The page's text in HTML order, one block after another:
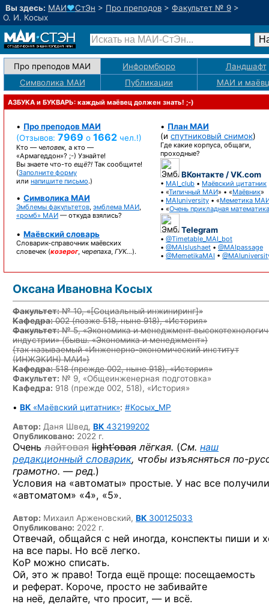
Вы здесь: МАИ♥СтЭн > Про преподов > Факультет № 9 >
О. И. Косых
Про преподов МАИ Информбюро
Ландшафт
Символика МАИ
Публикации МАИ и
АЗБУКА и БУКВАРЬ: каждый маёвец должен знать! ;-)
• Про преподов МАИ
(Отзывов: 7969 о 1662 чел.!)
Кто — человек, а кто —
«Армагеддон»? ;-) Узнайте!
Вы знаете что-то ещё?! Так сообщите!
(Заполните форму
или напишите письмо.)
• Символика МАИ
Эмблемы факультетов, эмблема МАИ,
«ромб» МАИ — откуда взялись?
• Маёвский словарь
Словарик-справочник маёвских
словечек (козерог, черепаха, ГУК…).
• План МАИ
(и спутниковый снимок)
Где какие корпуса, общаги,
проходные?
ВКонтакте / VK.com
• MAI_club • Маёвский цитатник
• «Типичный МАИ» • «Маёвник»
• MAIuniversity • «Меметика
• «Очень прикладная математика
Telegram
• @Timetable_MAI_bot
• @MAIslushaet • @MAIpassage
• @MemetikaMAI •
Оксана Ивановна Косых
Факультет:№ 10, «[Социальный инжиниринг]»
Кафедра:002(позже 518, ныне 918), «История»
Факультет:№ 5, «Экономика и менеджмент
индустрии» (бывш. «Экономика и менеджмент»)
{так называемый «Инженерно-экономический институт
(ИНЖЭКИН) МАИ»}
Кафедра:518(прежде 002, ныне 918), «История»
Факультет: № 9, «Общеинженерная подготовка»
Кафедра: 918 (прежде 002, 518), «История»
• ВК «Маёвский цитатник»: #Косых_MP
Автор: Даня Швед, ВК 432199202
Опубликовано: 2022 г.
Очень лайтовая light’овая лёгкая. (См. наш
редакционный словарик, чтобы изъясняться по-
грамотно. — ред.)
Условия на «автоматы» простые. У нас все получили
«автоматом» «4», «5».
Автор: Михаил Арженовский, ВК 300125033
Опубликовано: 2022 г.
Отвечай, общайся с ней иногда, конспекты пиши и
на все пары. Но всё легко.
КоР можно списать.
Ой, это ж право! Тогда ещё проще: посещаемость
и реферат. Короче, просто не забивайте
на неё, делайте, что просит, — и всё.